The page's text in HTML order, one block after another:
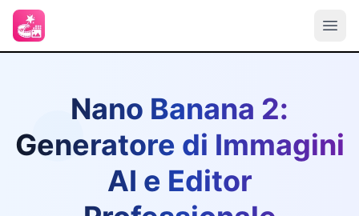
Nano Banana 2:
Generatore di Immagini
AI e Editor